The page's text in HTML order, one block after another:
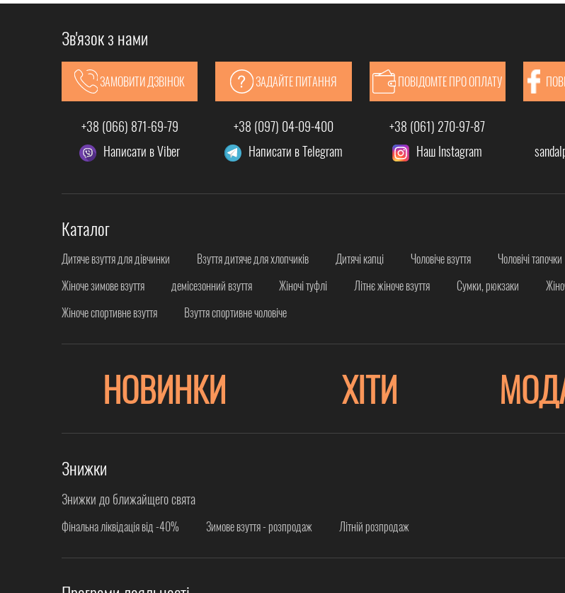
Зв'язок з нами
ЗАМОВИТИ ДЗВІНОК ЗАДАЙТЕ ПИТАННЯ ПОВІДОМТЕ ПРО ОПЛАТУ
+38 (066) 871-69-79 +38 (097) 04-09-400
+38 (061) 270-97-87
Написати в Viber
Написати в Telegram Наш Instagram
Каталог
Дитяче взуття для дівчинки Взуття дитяче для хлопчиків Дитячі капці Чоловіче взуття
Чоловічі тапочки
Жіноче зимове взуття
демісезонний взуття Жіночі туфлі Літнє жіноче взуття Сумки, рюкзаки
Жіноче спортивне взуття
Взуття спортивне чоловіче
НОВИНКИ ХІТИ
Знижки
Знижки до ближайщего свята
Фінальна ліквідація від -40% Зимове взуття - розпродаж Літній розпродаж